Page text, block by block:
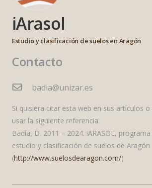
iArasol
Estudio y clasificación de suelos en Aragón
Contacto
badia@unizar.es
Si quisiera citar esta web en sus artículos
usar la siguiente referencia:
Badía, D. 2011 – 2024. iARASOL,
estudio y clasificación de suelos de Aragón
(http://www.suelosdearagon.com/)